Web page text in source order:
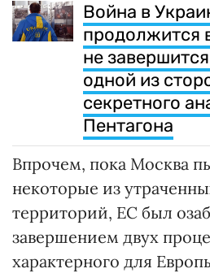
Война в
продолжится
не
одной из
секретного
Пентагона
Впрочем, пока Москва
некоторые из
территорий, ЕС был
завершением двух
характерного для